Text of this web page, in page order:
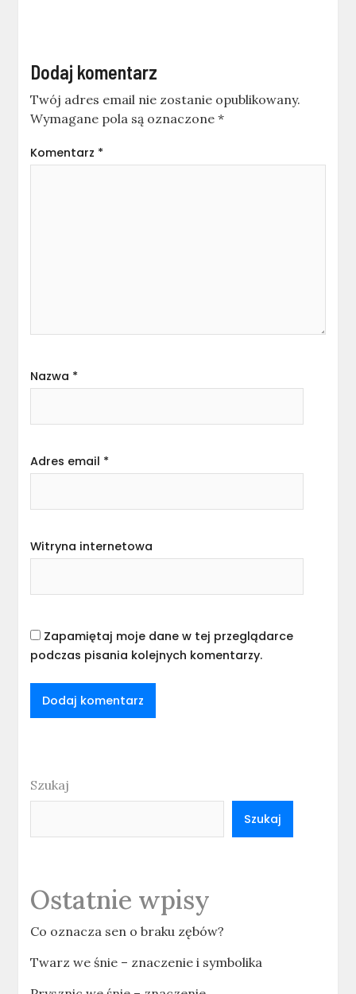
Dodaj komentarz
Twój adres email nie zostanie opublikowany.
Wymagane pola są oznaczone*
Komentarz *
Nazwa *
Adres email *
Witryna internetowa
Zapamiętaj moje dane w tej przeglądarce
podczas pisania kolejnych komentarzy.
Szukaj
Szukaj
Ostatnie wpisy
Co oznacza sen o braku zębów?
Twarz we śnie – znaczenie i symbolika